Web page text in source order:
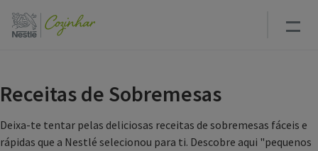
para
Receitas de Sobremesas
Deixa-te tentar pelas deliciosas receitas de sobremesas fáceis e
rápidas que a Nestlé selecionou para ti. Descobre aqui "pequenos